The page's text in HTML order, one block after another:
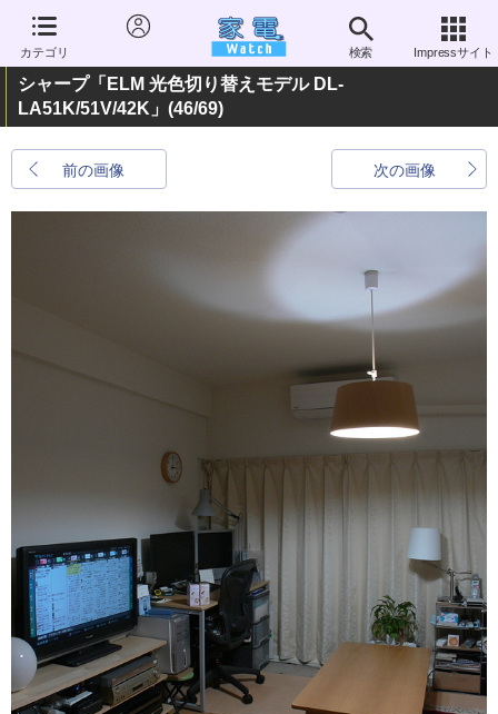
カテゴリ 検索 Impressサイト
シャープ「ELM 光色切り替えモデル DL-
LA51K/51V/42K」 (46/69)
前の画像 次の画像